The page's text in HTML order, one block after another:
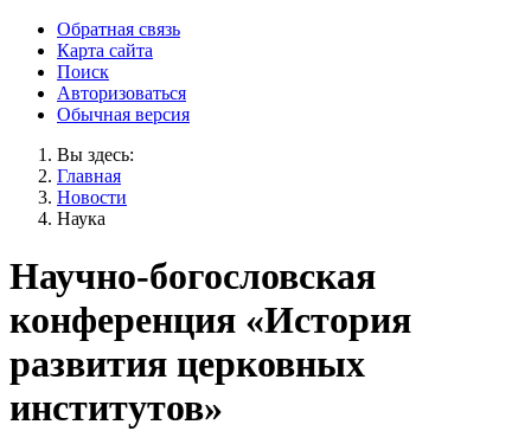
Обратная связь
Карта сайта
Поиск
Авторизоваться
Обычная версия
Вы здесь:
Главная
Новости
Наука
Научно-богословская
конференция «История
развития церковных
институтов»